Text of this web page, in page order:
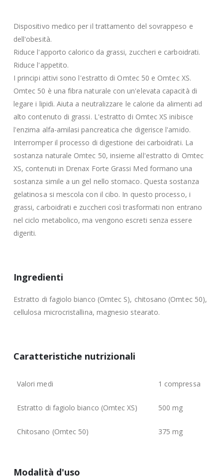
Dispositivo medico per il trattamento del sovrappeso e
dell'obesità.
Riduce l'apporto calorico da grassi, zuccheri e carboidrati.
Riduce l'appetito.
I principi attivi sono l'estratto di Omtec 50 e Omtec XS.
Omtec 50 è una fibra naturale con un'elevata capacità di
legare i lipidi. Aiuta a neutralizzare le calorie da alimenti ad
alto contenuto di grassi. L'estratto di Omtec XS inibisce
l'enzima alfa-amilasi pancreatica che digerisce l'amido.
Interromper il processo di digestione dei carboidrati. La
sostanza naturale Omtec 50, insieme all'estratto di Omtec
XS, contenuti in Drenax Forte Grassi Med formano una
sostanza simile a un gel nello stomaco. Questa sostanza
gelatinosa si mescola con il cibo. In questo processo, i
grassi, carboidrati e zuccheri così trasformati non entrano
nel ciclo metabolico, ma vengono escreti senza essere
digeriti.
Ingredienti
Estratto di fagiolo bianco (Omtec S), chitosano (Omtec 50),
cellulosa microcristallina, magnesio stearato.
Caratteristiche nutrizionali
Valori medi 1 compressa
Estratto di fagiolo bianco (Omtec XS) 500 mg
Chitosano (Omtec 50) 375 mg
Modalità d'uso